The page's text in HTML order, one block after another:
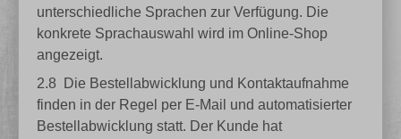
unterschiedliche Sprachen zur Verfügung. Die
konkrete Sprachauswahl wird im Online-Shop
angezeigt.
2.8
Die Bestellabwicklung und Kontaktaufnahme
finden in der Regel per E-Mail und automatisierter
Bestellabwicklung statt. Der Kunde hat